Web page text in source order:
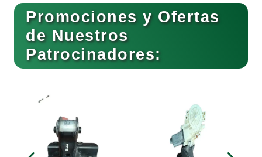
Buceo
Cafeterías
Cámaras de Comercio
Promociones y Ofertas
de Nuestros
Patrocinadores: